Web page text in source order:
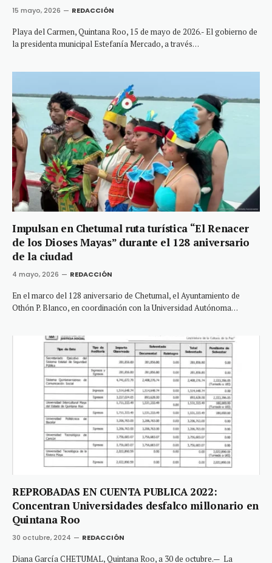
15 mayo, 2026 REDACCIÓN
Playa del Carmen, Quintana Roo, 15 de mayo de 2026.- El gobierno de
la presidenta municipal Estefanía Mercado, a través…
Impulsan en Chetumal ruta turística “El Renacer
de los Dioses Mayas” durante el 128 aniversario
de la ciudad
4 mayo, 2026 REDACCIÓN
En el marco del 128 aniversario de Chetumal, el Ayuntamiento de
Othón P. Blanco, en coordinación con la Universidad Autónoma…
REPROBADAS EN CUENTA PUBLICA 2022:
Concentran Universidades desfalco millonario en
Quintana Roo
30 octubre, 2024 REDACCIÓN
Diana García CHETUMAL, Quintana Roo, a 30 de octubre.— La